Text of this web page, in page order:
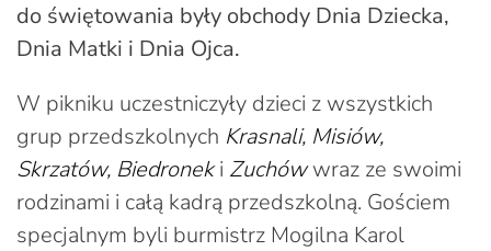
do świętowania były obchody Dnia Dziecka,
Dnia Matki i Dnia Ojca.
W pikniku uczestniczyły dzieci z wszystkich
grup przedszkolnych Krasnali, Misiów,
Skrzatów, Biedroneki Zuchówwraz ze swoimi
rodzinami i całą kadrą przedszkolną. Gościem
specjalnym byli burmistrz Mogilna Karol